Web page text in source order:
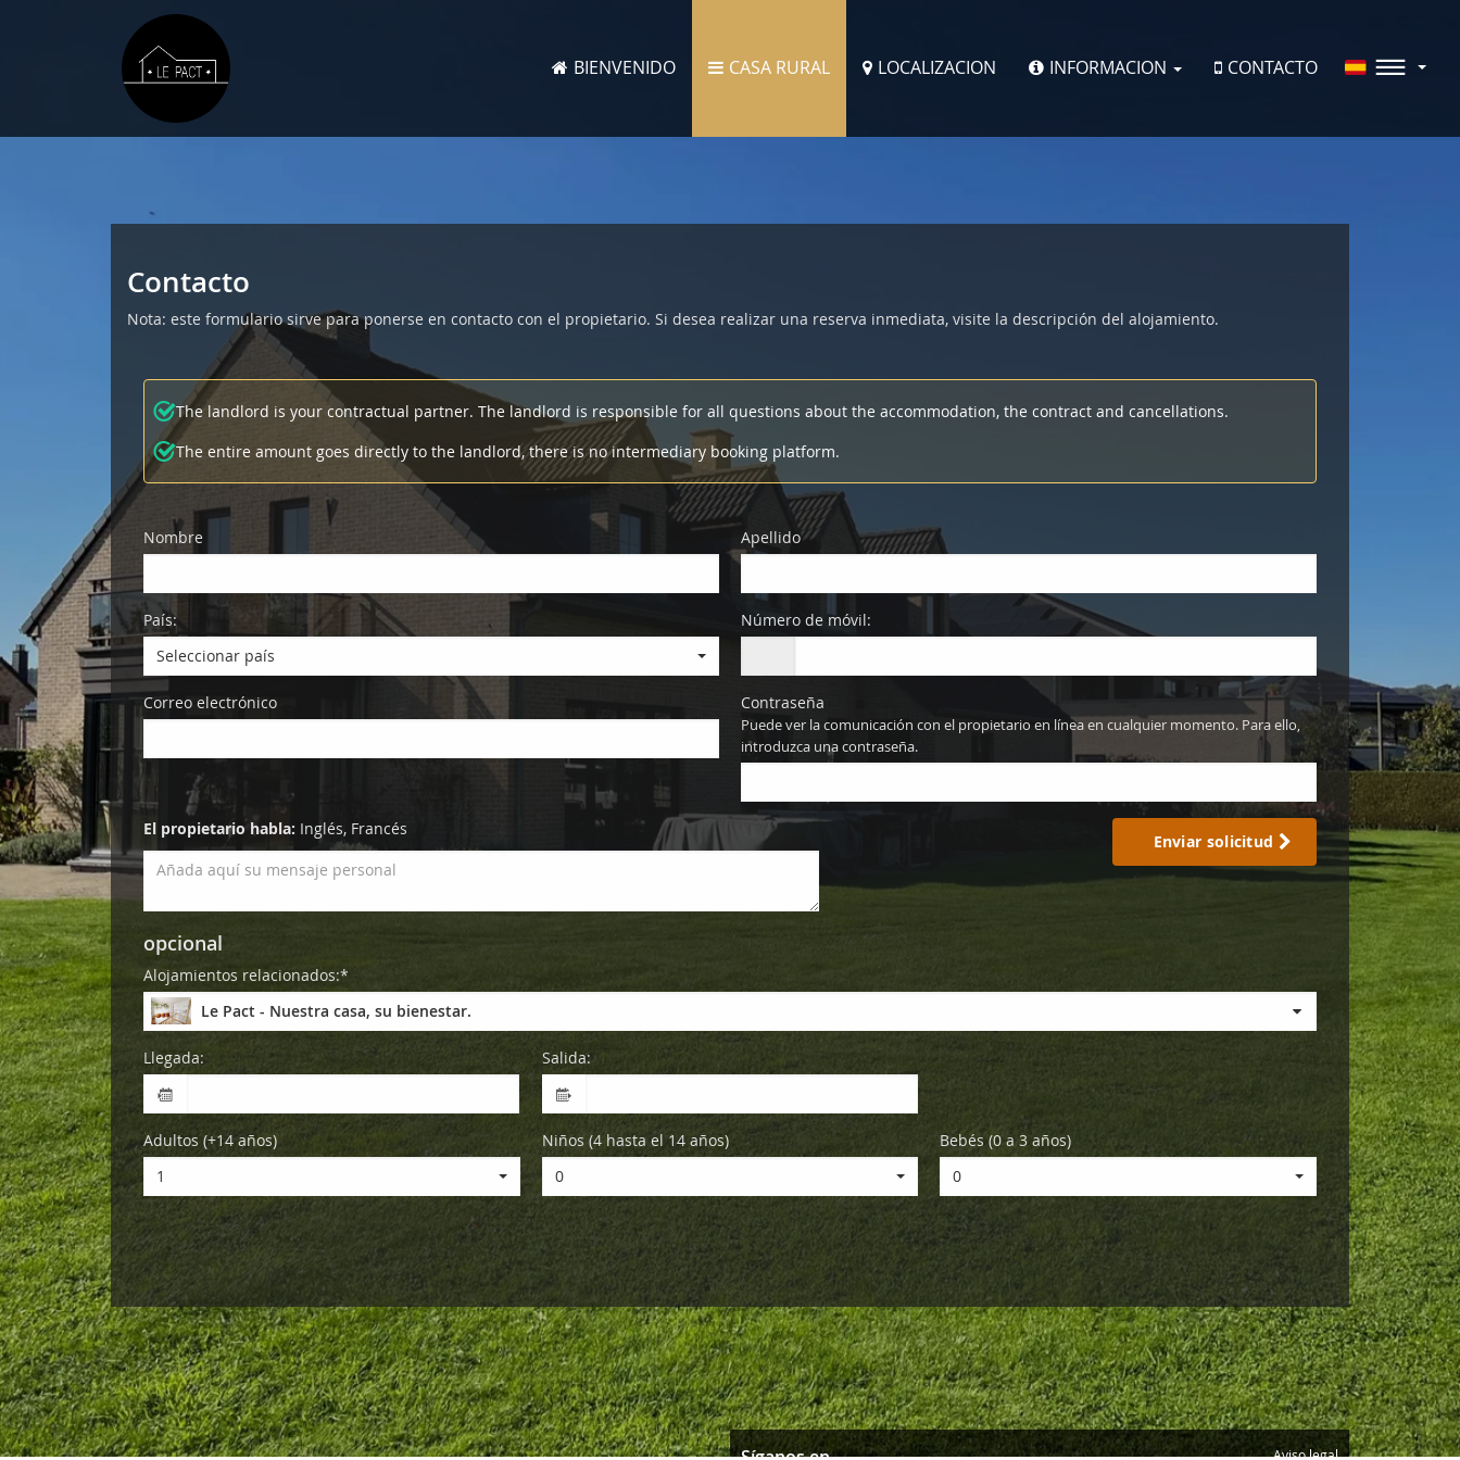
BIENVENIDO CASA RURAL LOCALIZACION INFORMACION CONTACTO
Contacto
Nota: este formulario sirve para ponerse en contacto con el propietario. Si desea realizar una reserva inmediata, visite la descripción del alojamiento.
The landlord is your contractual partner. The landlord is responsible for all questions about the accommodation, the contract and cancellations.
The entire amount goes directly to the landlord, there is no intermediary booking platform.
Nombre Apellido
País:
Seleccionar país
Número de móvil:
Correo electrónico Contraseña
Puede ver la comunicación con el propietario en línea en cualquier momento. Para ello,
introduzca una contraseña.
El propietario habla: Inglés, Francés
Enviar solicitud
opcional
Alojamientos relacionados:*
Le Pact - Nuestra casa, su bienestar.
Llegada: Salida:
Adultos (+14 años)
1
Niños (4 hasta el 14 años)
0
Bebés (0 a 3 años)
0
Aviso legal